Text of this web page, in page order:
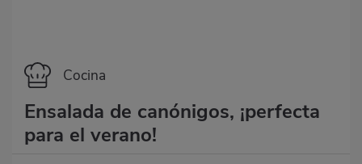
Categoría
Cocina
Ensalada de canónigos, ¡perfecta
para el verano!